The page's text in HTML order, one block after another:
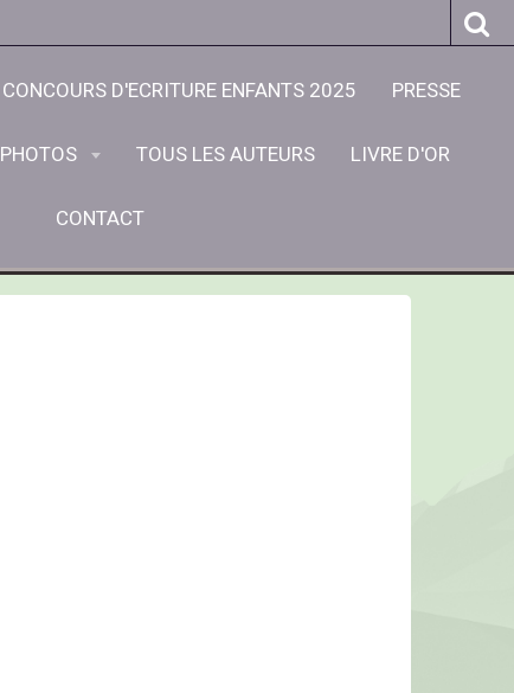
CONCOURS D'ECRITURE ENFANTS 2025 PRESSE
PHOTOS TOUS LES AUTEURS LIVRE D'OR
CONTACT